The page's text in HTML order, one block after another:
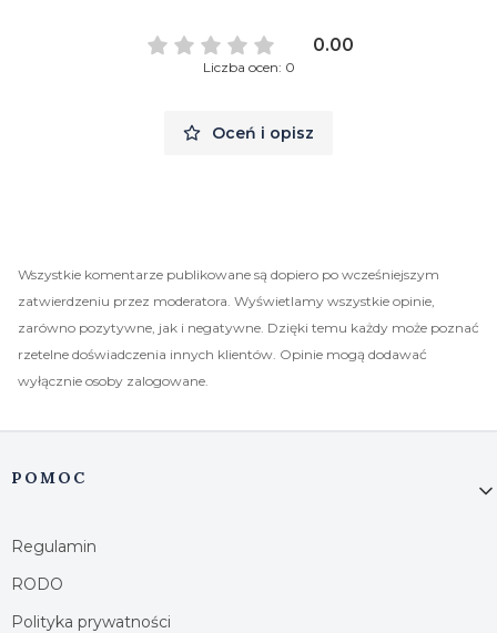
0.00
Liczba ocen: 0
Oceń i opisz
Wszystkie komentarze publikowane są dopiero po wcześniejszym
zatwierdzeniu przez moderatora. Wyświetlamy wszystkie opinie,
zarówno pozytywne, jak i negatywne. Dzięki temu każdy może poznać
rzetelne doświadczenia innych klientów. Opinie mogą dodawać
wyłącznie osoby zalogowane.
Linki w stopce
POMOC
Regulamin
RODO
Polityka prywatności